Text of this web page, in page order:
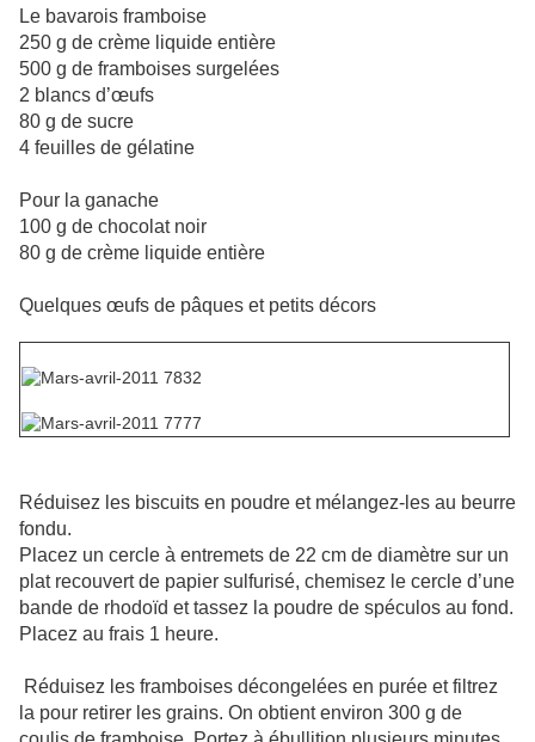
Le bavarois framboise
250 g de crème liquide entière
500 g de framboises surgelées
2 blancs d’œufs
80 g de sucre
4 feuilles de gélatine
Pour la ganache
100 g de chocolat noir
80 g de crème liquide entière
Quelques œufs de pâques et petits décors
Réduisez les biscuits en poudre et mélangez-les au beurre
fondu.
Placez un cercle à entremets de 22 cm de diamètre sur un
plat recouvert de papier sulfurisé, chemisez le cercle d’une
bande de rhodoïd et tassez la poudre de spéculos au fond.
Placez au frais 1 heure.
Réduisez les framboises décongelées en purée et filtrez
la pour retirer les grains. On obtient environ 300 g de